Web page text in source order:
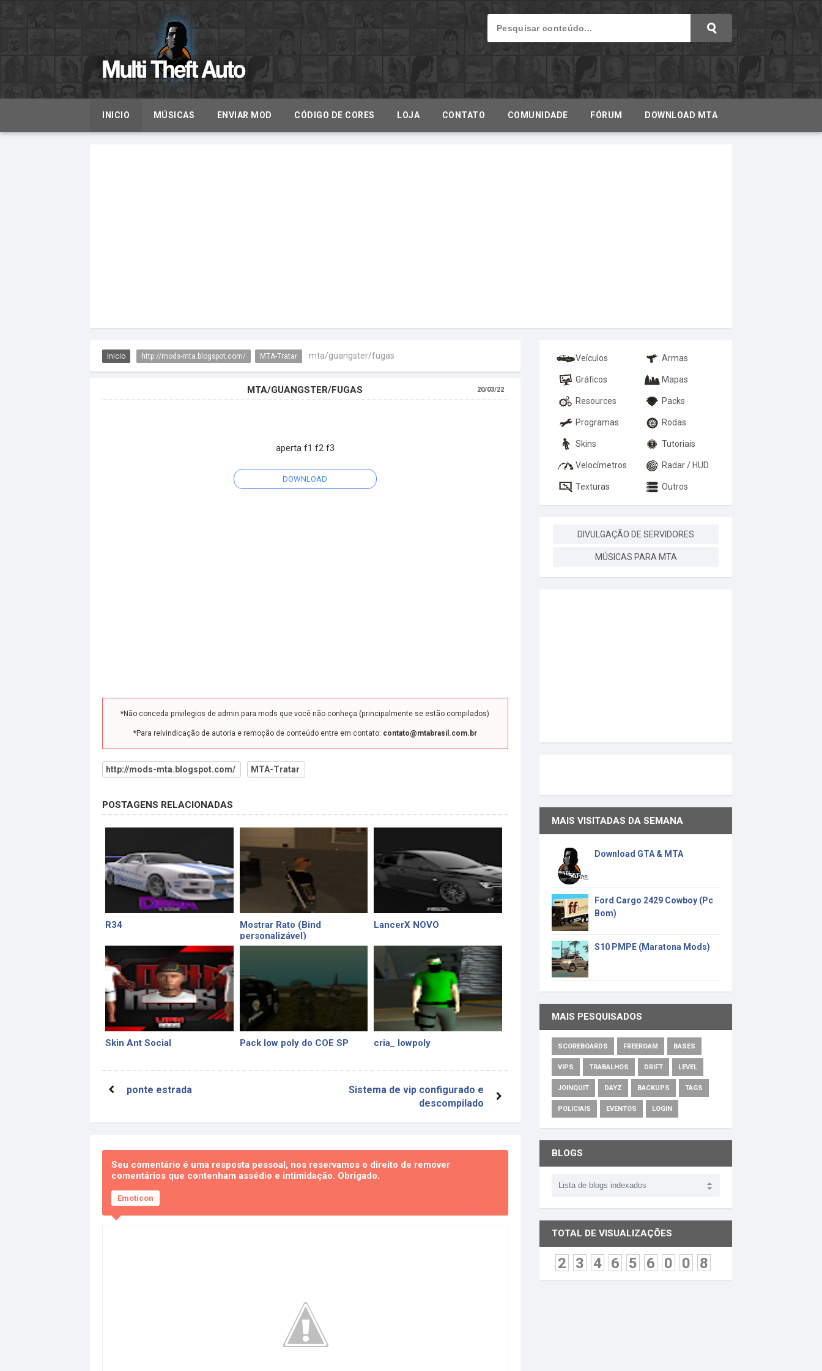
INICIO MÚSICAS ENVIAR MOD CÓDIGO DE CORES LOJA CONTATO COMUNIDADE FÓRUM DOWNLOAD MTA
Inicio http://mods-mta.blogspot.com/ MTA-Tratar mta/guangster/fugas
MTA/GUANGSTER/FUGAS 20/03/22
aperta f1 f2 f3
DOWNLOAD
*Não conceda privilegios de admin para mods que você não conheça (principalmente se estão compilados)
*Para reivindicação de autoria e remoção de conteúdo entre em contato: contato@mtabrasil.com.br
http://mods-mta.blogspot.com/ MTA-Tratar
POSTAGENS RELACIONADAS
R34
Mostrar Rato (Bind
personalizável)
LancerX NOVO
Skin Ant Social Pack low poly do COE SP cria_ lowpoly
ponte estrada
Sistema de vip configurado e
descompilado
Seu comentário é uma resposta pessoal, nos reservamos o direito de remover
comentários que contenham assédio e intimidação. Obrigado.
Emoticon
Veículos Armas
Gráficos Mapas
Resources Packs
Programas Rodas
Skins Tutoriais
Velocímetros Radar / HUD
Texturas Outros
DIVULGAÇÃO DE SERVIDORES
MÚSICAS PARA MTA
MAIS VISITADAS DA SEMANA
Download GTA & MTA
Ford Cargo 2429 Cowboy (Pc
Bom)
S10 PMPE (Maratona Mods)
MAIS PESQUISADOS
SCOREBOARDS FREEROAM BASES
VIPS TRABALHOS DRIFT LEVEL
JOINQUIT DAYZ BACKUPS TAGS
POLICIAIS EVENTOS LOGIN
BLOGS
TOTAL DE VISUALIZAÇÕES
2 3 4 6 5 6 0 0 8